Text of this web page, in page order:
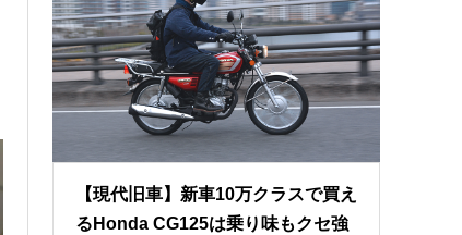
【現代旧車】新車10万クラスで買え
るHonda CG125は乗り味もクセ強